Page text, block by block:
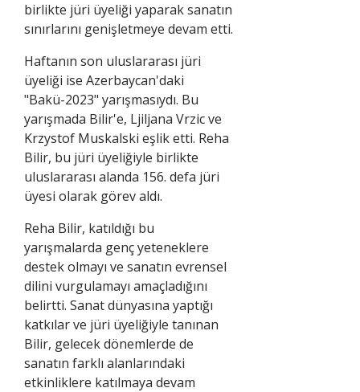
birlikte jüri üyeliği yaparak sanatın
sınırlarını genişletmeye devam etti.
Haftanın son uluslararası jüri
üyeliği ise Azerbaycan'daki
"Bakü-2023" yarışmasıydı. Bu
yarışmada Bilir'e, Ljiljana Vrzic ve
Krzystof Muskalski eşlik etti. Reha
Bilir, bu jüri üyeliğiyle birlikte
uluslararası alanda 156. defa jüri
üyesi olarak görev aldı.
Reha Bilir, katıldığı bu
yarışmalarda genç yeteneklere
destek olmayı ve sanatın evrensel
dilini vurgulamayı amaçladığını
belirtti. Sanat dünyasına yaptığı
katkılar ve jüri üyeliğiyle tanınan
Bilir, gelecek dönemlerde de
sanatın farklı alanlarındaki
etkinliklere katılmaya devam